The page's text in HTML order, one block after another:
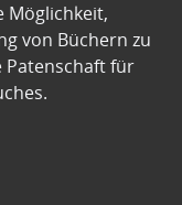
Möglichkeit,
von Büchern zu
Patenschaft für